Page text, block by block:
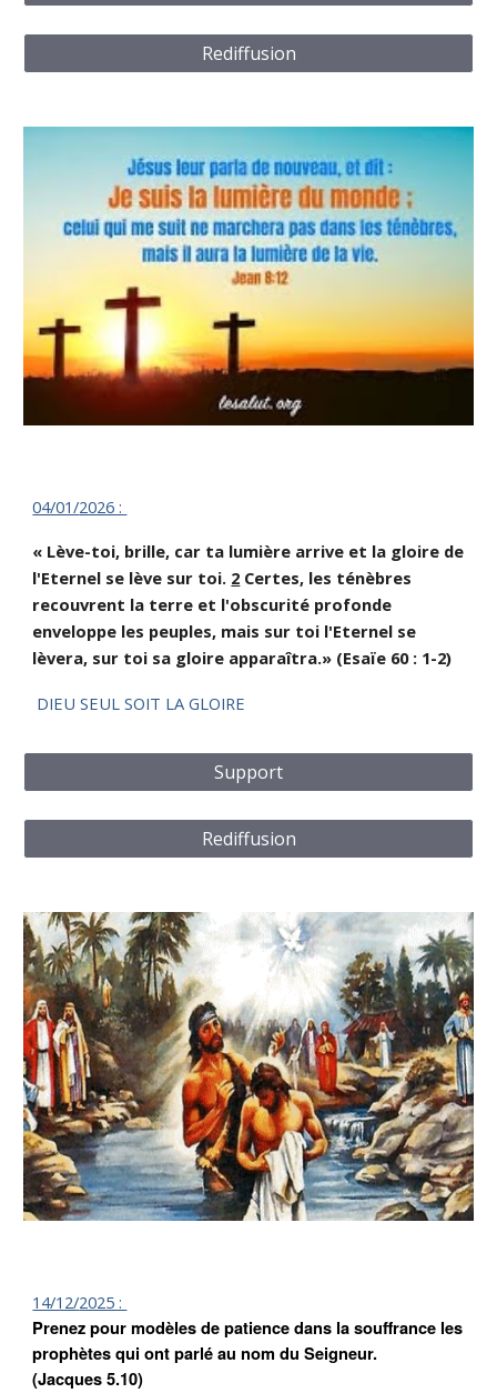
Rediffusion
04/01/2026 :
« Lève-toi, brille, car ta lumière arrive et la gloire de
l'Eternel se lève sur toi. 2 Certes, les ténèbres
recouvrent la terre et l'obscurité profonde
enveloppe les peuples, mais sur toi l'Eternel se
lèvera, sur toi sa gloire apparaîtra.» (Esaïe 60 : 1-2)
DIEU SEUL SOIT LA GLOIRE
Support
Rediffusion
14/12/2025 :
Prenez pour modèles de patience dans la souffrance les
prophètes qui ont parlé au nom du Seigneur.
(Jacques 5.10)